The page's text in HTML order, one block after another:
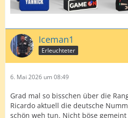
Iceman1
Erleuchteter
6. Mai 2026 um 08:49
Grad mal so bisschen über die
Ricardo aktuell die deutsche
schön weh tun. Nicht böse